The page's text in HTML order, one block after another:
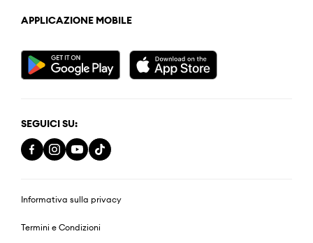
APPLICAZIONE MOBILE
SEGUICI SU:
Informativa sulla privacy
Termini e Condizioni